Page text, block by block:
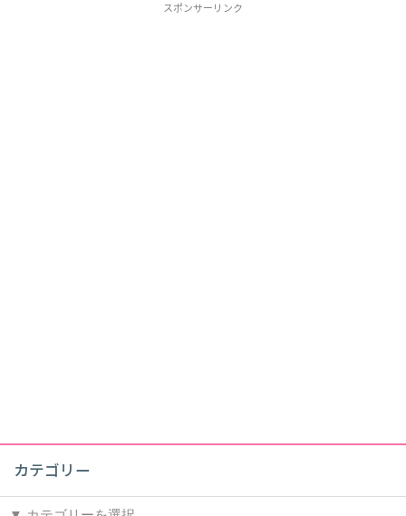
スポンサーリンク
カテゴリー
カ